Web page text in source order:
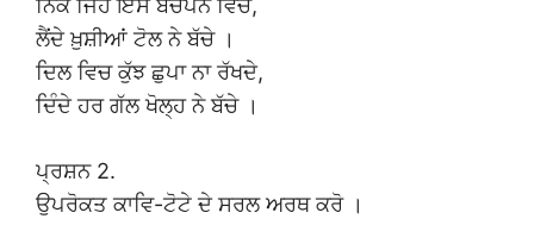
ਨਿੱਕੇ ਜਿਹੇ ਇਸ ਬਚਪਨ ਵਿਚੋਂ,
ਲੈਂਦੇ ਖ਼ੁਸ਼ੀਆਂ ਟੋਲ ਨੇ ਬੱਚੇ ।
ਦਿਲ ਵਿਚ ਕੁੱਝ ਛੁਪਾ ਨਾ ਰੱਖਦੇ,
ਦਿੰਦੇ ਹਰ ਗੱਲ ਖੋਲ੍ਹ ਨੇ ਬੱਚੇ ।
ਪ੍ਰਸ਼ਨ 2.
ਉਪਰੋਕਤ ਕਾਵਿ-ਟੋਟੇ ਦੇ ਸਰਲ ਅਰਥ ਕਰੋ ।